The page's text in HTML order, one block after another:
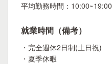
平均勤務時間：10:00~19:00
就業時間（備考）
・完全週休2日制(土日祝)
・夏季休暇